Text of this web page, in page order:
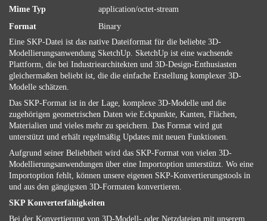
Mime Typ
application/octet-stream
Format
Binary
Eine SKP-Datei ist das native Dateiformat für die beliebte 3D-
Modellierungsanwendung SketchUp. SketchUp ist eine wachsende
Plattform, die bei Industriearchitekten und 3D-Design-Enthusiasten
gleichermaßen beliebt ist, die die einfache Erstellung komplexer 3D-
Modelle schätzen.
Das SKP-Format ist in der Lage, komplexe 3D-Modelle und die
zugehörigen geometrischen Daten wie Eckpunkte, Kanten, Flächen,
Materialien und vieles mehr zu speichern. Das Format wird gut
unterstützt und erhält regelmäßig Updates mit neuen Funktionen.
Aufgrund seiner Beliebtheit wird das SKP-Format von vielen 3D-
Modellierungsanwendungen über eine Importoption unterstützt. Wo eine
Importoption fehlt, können unsere eigenen SKP-Konvertierungstools in
und aus den gängigsten 3D-Formaten konvertieren.
SKP Konverterfähigkeiten
Bei der Konvertierung von 3D-Modell- oder Netzdateien mit unserem